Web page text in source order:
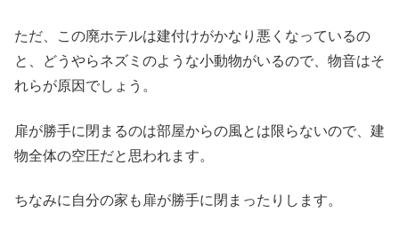
ただ、この廃ホテルは建付けがかなり悪くなっているの
と、どうやらネズミのような小動物がいるので、物音はそ
れらが原因でしょう。
扉が勝手に閉まるのは部屋からの風とは限らないので、建
物全体の空圧だと思われます。
ちなみに自分の家も扉が勝手に閉まったりします。